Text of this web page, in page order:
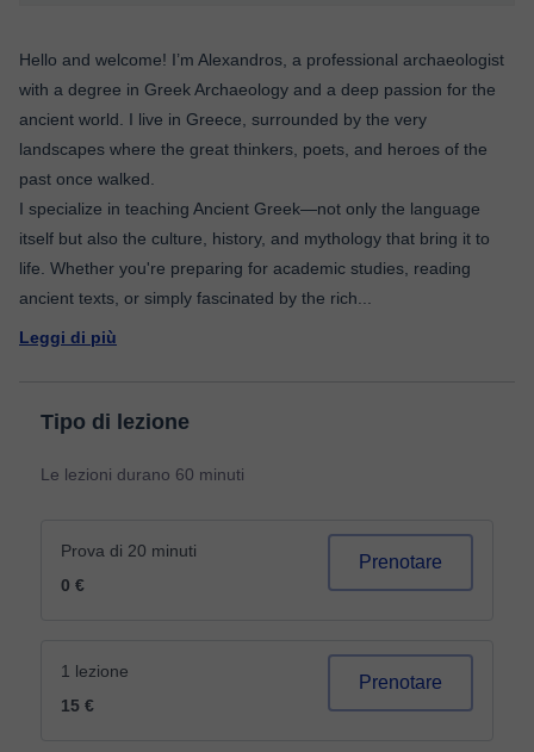
Hello and welcome! I’m Alexandros, a professional archaeologist
with a degree in Greek Archaeology and a deep passion for the
ancient world. I live in Greece, surrounded by the very
landscapes where the great thinkers, poets, and heroes of the
past once walked.
I specialize in teaching Ancient Greek—not only the language
itself but also the culture, history, and mythology that bring it to
life. Whether you're preparing for academic studies, reading
ancient texts, or simply fascinated by the rich
Leggi di più
Tipo di lezione
Le lezioni durano 60 minuti
Prova di 20 minuti
0 €
Prenotare
1 lezione
15 €
Prenotare